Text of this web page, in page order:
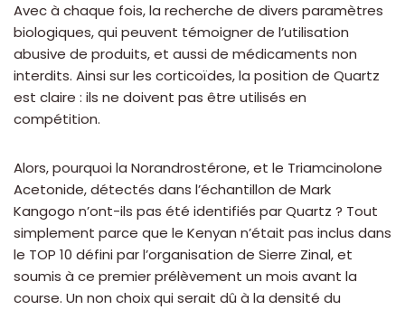
Avec à chaque fois, la recherche de divers paramètres
biologiques, qui peuvent témoigner de l’utilisation
abusive de produits, et aussi de médicaments non
interdits. Ainsi sur les corticoïdes, la position de Quartz
est claire : ils ne doivent pas être utilisés en
compétition.
Alors, pourquoi la Norandrostérone, et le Triamcinolone
Acetonide, détectés dans l’échantillon de Mark
Kangogo n’ont-ils pas été identifiés par Quartz ? Tout
simplement parce que le Kenyan n’était pas inclus dans
le TOP 10 défini par l’organisation de Sierre Zinal, et
soumis à ce premier prélèvement un mois avant la
course. Un non choix qui serait dû à la densité du